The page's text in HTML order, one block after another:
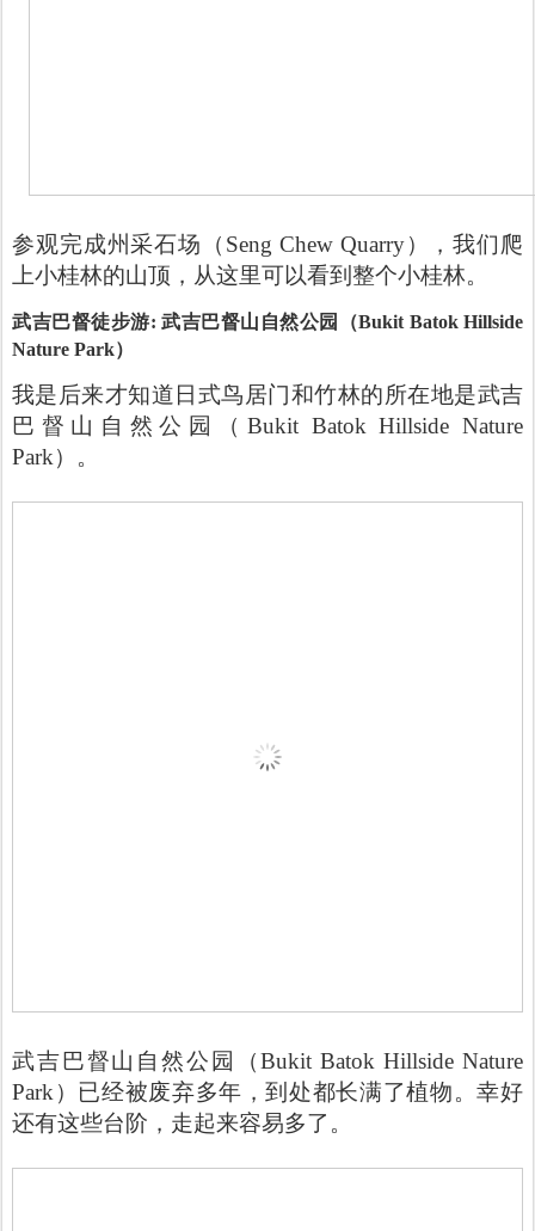
参观完成州采石场（Seng Chew Quarry），我们爬
上小桂林的山顶，从这里可以看到整个小桂林。
武吉巴督徒步游: 武吉巴督山自然公园（Bukit Batok Hillside
Nature Park）
我是后来才知道日式鸟居门和竹林的所在地是武吉
巴督山自然公园（Bukit Batok Hillside Nature
Park）。
武吉巴督山自然公园（Bukit Batok Hillside Nature
Park）已经被废弃多年，到处都长满了植物。幸好
还有这些台阶，走起来容易多了。